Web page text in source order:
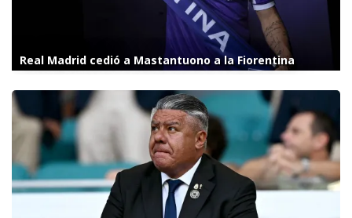
Real Madrid cedió a Mastantuono a la Fiorentina